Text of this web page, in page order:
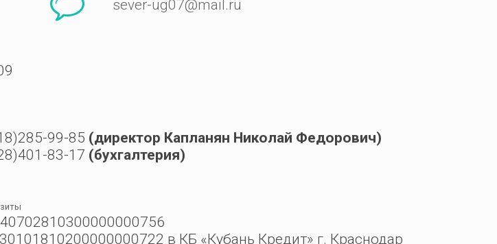
sever-ug07@mail.ru
99-85 (директор Капланян Николай Федорович)
83-17 (бухгалтерия)
в КБ «Кубань Кредит» г. Краснодар